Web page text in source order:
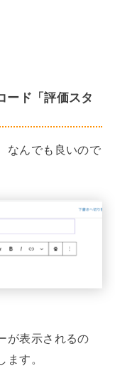
ード「評価スタ
なんでも良いので
が表示されるの
す。